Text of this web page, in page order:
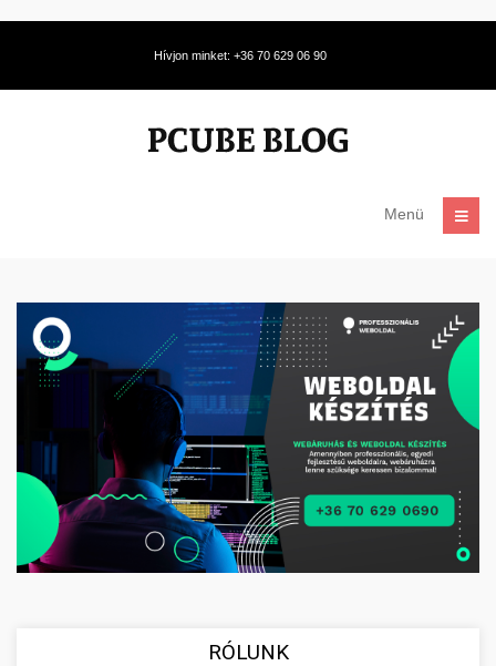
Hívjon minket: +36 70 629 06 90
Menü
RÓLUNK